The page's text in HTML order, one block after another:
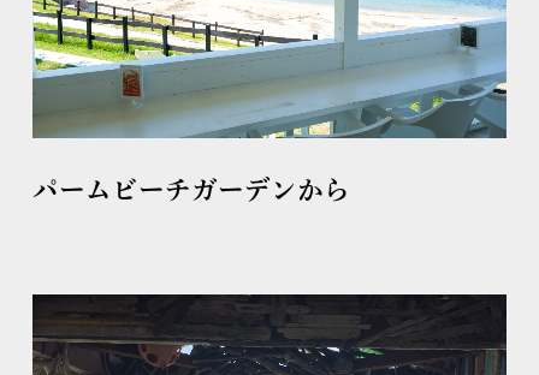
パームビーチガーデンから